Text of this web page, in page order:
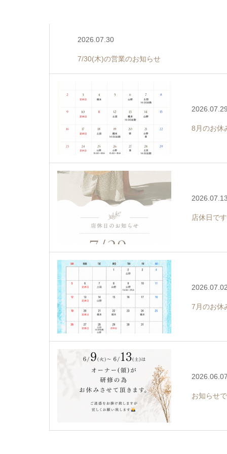
2026.07.30
7/30(木)の営業のお知らせ
2026.07.29
8月のお休
2026.07.13
店休日です
2026.07.02
7月のお休
2026.06.07
お知らせで